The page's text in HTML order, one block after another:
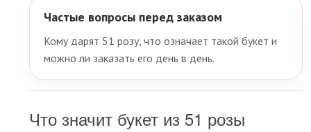
Частые вопросы перед заказом
Кому дарят 51 розу, что означает такой букет и
можно ли заказать его день в день.
Что значит букет из 51 розы